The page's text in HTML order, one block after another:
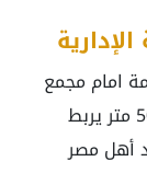
امام مجمع
شركات الادوية وعلي شارع رئيسي بعرض 50 متر يربط
أهل مصر